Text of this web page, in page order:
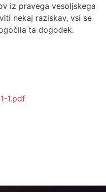
iz pravega vesoljskega
nekaj raziskav, vsi se
ta dogodek.
1.pdf